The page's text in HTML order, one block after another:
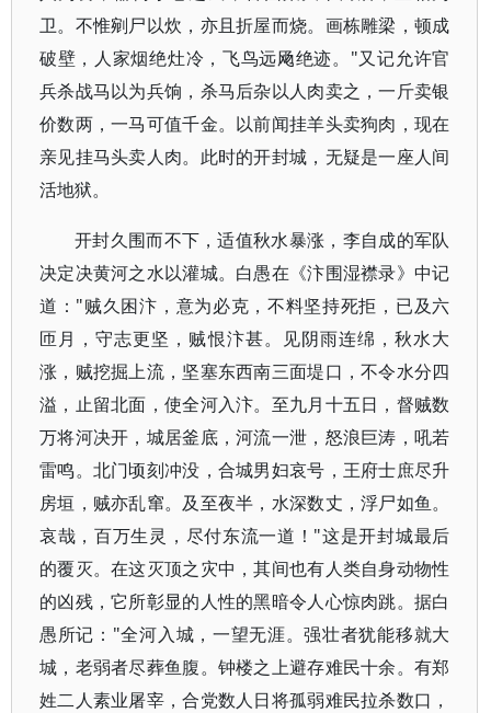
卫。不惟剜尸以炊，亦且折屋而烧。画栋雕梁，顿成
破壁，人家烟绝灶冷，飞鸟远飏绝迹。"又记允许官
兵杀战马以为兵饷，杀马后杂以人肉卖之，一斤卖银
价数两，一马可值千金。以前闻挂羊头卖狗肉，现在
亲见挂马头卖人肉。此时的开封城，无疑是一座人间
活地狱。
开封久围而不下，适值秋水暴涨，李自成的军队
决定决黄河之水以灌城。白愚在《汴围湿襟录》中记
道："贼久困汴，意为必克，不料坚持死拒，已及六
匝月，守志更坚，贼恨汴甚。见阴雨连绵，秋水大
涨，贼挖掘上流，坚塞东西南三面堤口，不令水分四
溢，止留北面，使全河入汴。至九月十五日，督贼数
万将河决开，城居釜底，河流一泄，怒浪巨涛，吼若
雷鸣。北门顷刻冲没，合城男妇哀号，王府士庶尽升
房垣，贼亦乱窜。及至夜半，水深数丈，浮尸如鱼。
哀哉，百万生灵，尽付东流一道！"这是开封城最后
的覆灭。在这灭顶之灾中，其间也有人类自身动物性
的凶残，它所彰显的人性的黑暗令人心惊肉跳。据白
愚所记："全河入城，一望无涯。强壮者犹能移就大
城，老弱者尽葬鱼腹。钟楼之上避存难民十余。有郑
姓二人素业屠宰，合党数人日将孤弱难民拉杀数口，